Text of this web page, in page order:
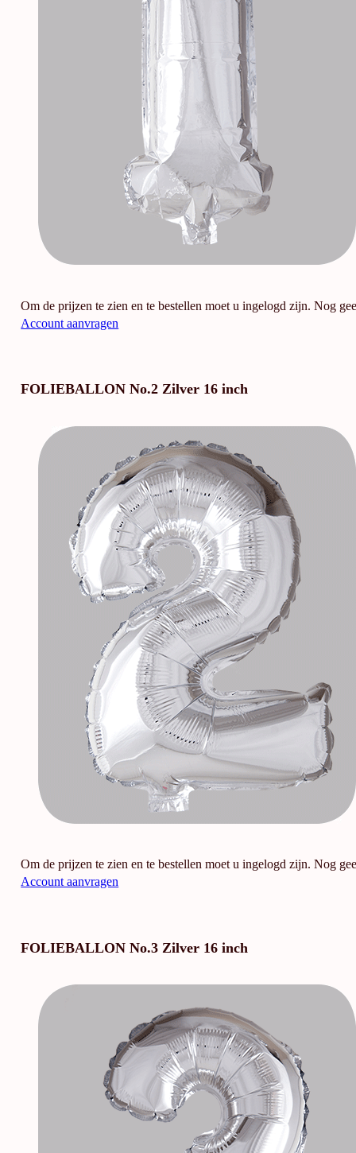
Om de prijzen te zien en te bestellen moet u ingelogd zijn. Nog
Account aanvragen
FOLIEBALLON No.2 Zilver 16 inch
Om de prijzen te zien en te bestellen moet u ingelogd zijn. Nog
Account aanvragen
FOLIEBALLON No.3 Zilver 16 inch